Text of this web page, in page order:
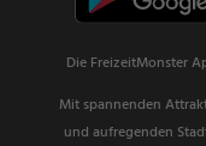
Die FreizeitMonster
Mit spannenden
und aufregenden